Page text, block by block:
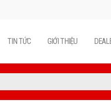
TIN TỨC GIỚI THIỆU